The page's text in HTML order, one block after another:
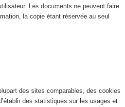
Les documents ne peuvent faire
la copie étant réservée au seul
des sites comparables, des cookies
des statistiques sur les usages et